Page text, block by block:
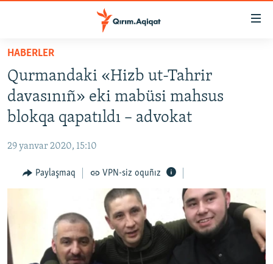
Esas
qaytmaq
Baş
navigatsiyağa
qaytmaq
Qıdıruvğa
qaytmaq
SİYASET
İQTİSADİYAT
MEDENİYET
İNSAN AQLARI
BLOGLAR
HABERLER
Qurmandaki «Hizb ut-Tahrir
davasınıñ» eki mabüsi mahsus
blokqa qapatıldı – advokat
29 yanvar 2020, 15:10
Paylaşmaq VPN-siz oquñız